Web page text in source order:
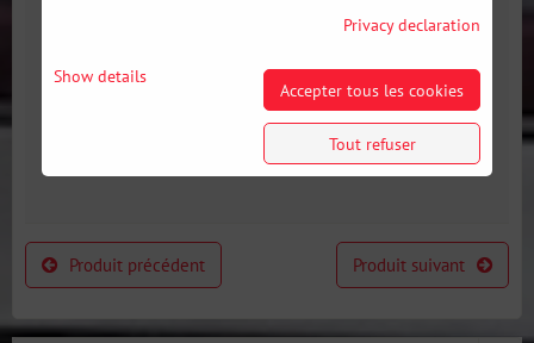
Produit précédent Produit suivant
Privacy declaration
Show details
Accepter tous les cookies
Tout refuser